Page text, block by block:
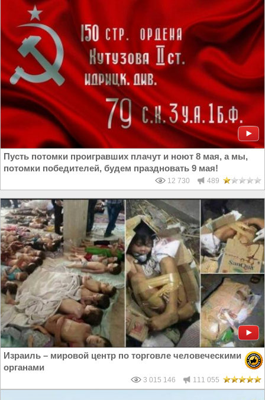
Пусть потомки проигравших плачут и ноют 8 мая, а мы,
потомки победителей, будем праздновать 9 мая!
12 730 489
Израиль – мировой центр по торговле человеческими
органами
3 015 146 111 055